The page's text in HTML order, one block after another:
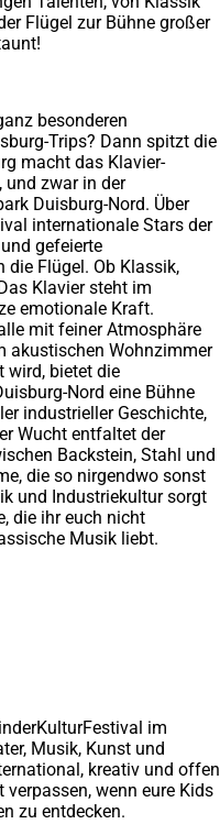
Flügel zur Bühne großer
besonderen
Trips? Dann spitzt die
macht das Klavier-
und zwar in der
Duisburg-Nord. Über
internationale Stars der
gefeierte
die Flügel. Ob Klassik,
Klavier steht im
emotionale Kraft.
mit feiner Atmosphäre
akustischen Wohnzimmer
wird, bietet die
Nord eine Bühne
industrieller Geschichte,
Wucht entfaltet der
Backstein, Stahl und
die so nirgendwo sonst
und Industriekultur sorgt
die ihr euch nicht
Musik liebt.
im
Musik, Kunst und
kreativ und offen
wenn eure Kids
zu entdecken.